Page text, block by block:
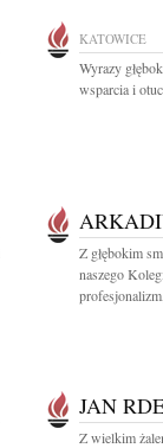
KATOWICE
Wyrazy
wsparcia i
Z głębokim
naszego
JAN
Z wielkim